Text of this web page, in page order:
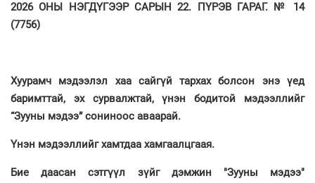
2026 ОНЫ НЭГДҮГЭЭР САРЫН 22. ПҮРЭВ ГАРАГ. № 14
(7756)
Хуурамч мэдээлэл хаа сайгүй тархах болсон энэ үед
баримттай, эх сурвалжтай, үнэн бодитой мэдээллийг
“Зууны мэдээ” сониноос аваарай.
Үнэн мэдээллийг хамтдаа хамгаалцгаая.
Бие даасан сэтгүүл зүйг дэмжин "Зууны мэдээ"